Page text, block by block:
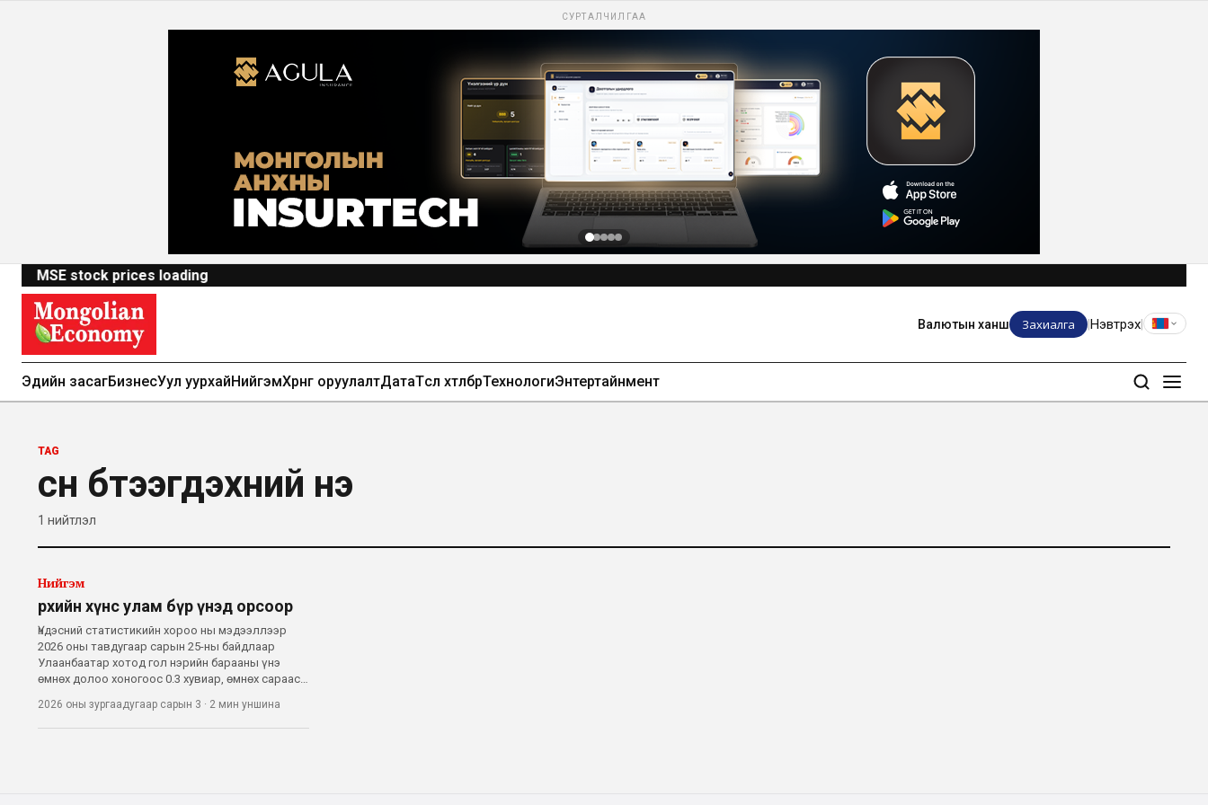
СУРТАЛЧИЛГАА
MSE stock prices loading
Валютын ханш Захиалга Нэвтрэх
Эдийн засагБизнесУул уурхайНийгэмХөрөнгө оруулалтДатаТөсөл хөтөлбөрТехнологиЭнтертайнмент
TAG
сүүн бүтээгдэхүүний үнэ
1 нийтлэл
Нийгэм
Өрхийн хүнс улам бүр үнэд орсоор
Үндэсний статистикийн хороо ны мэдээллээр
2026 оны тавдугаар сарын 25-ны байдлаар
Улаанбаатар хотод гол нэрийн барааны үнэ
өмнөх долоо хоногоос 0.3 хувиар, өмнөх сараас
бүтээгдэхүүний дөрөвдүгээр сарын дундаж
үнийг өнгөрсөн жилийн мөн үетэй харьцуулахад
2026 оны зургаадугаар сарын 3 · 2 мин уншина